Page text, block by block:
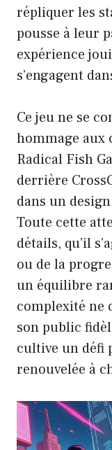
répliquer les
pousse à leur
expérience
s’engagent
Ce jeu ne se
hommage aux
Radical Fish
derrière
dans un
Toute cette
détails, qu’il
ou de la
un équilibre
complexité ne
son public
cultive un défi
renouvelée à